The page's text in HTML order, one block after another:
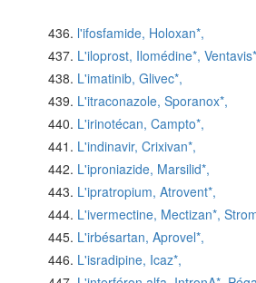
l'ifosfamide, Holoxan*,
L'iloprost, Ilomédine*,
L'imatinib, Glivec*,
L'itraconazole, Sporanox*,
L'irinotécan, Campto*,
L'indinavir, Crixivan*,
L'iproniazide, Marsilid*,
L'ipratropium, Atrovent*,
L'ivermectine, Mectizan*,
L'irbésartan, Aprovel*,
L'isradipine, Icaz*,